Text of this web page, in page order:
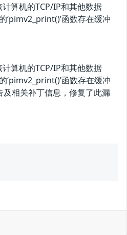
算机的TCP/IP和其他数据
函数存在缓冲
算机的TCP/IP和其他数据
函数存在缓冲
相关补丁信息，修复了此漏